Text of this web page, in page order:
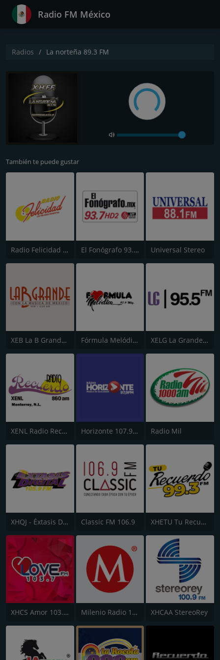
Radio FM México
Radios La norteña 89.3 FM
También te puede gustar
Radio Felicidad 1180 AM El Fonógrafo 93.7 FM HD2 Universal Stereo
XEB La B Grande 1220 AM Fórmula Melódica XELG La Grande 680 AM
XENL Radio Recuerdo Horizonte 107.9 FM Radio Mil
XHQJ - Éxtasis Digital Guadalajara Classic FM 106.9 XHETU Tu Recuerdo FM 99.3
XHCS Amor 103.7 FM Milenio Radio 103.7 XHCAA StereoRey